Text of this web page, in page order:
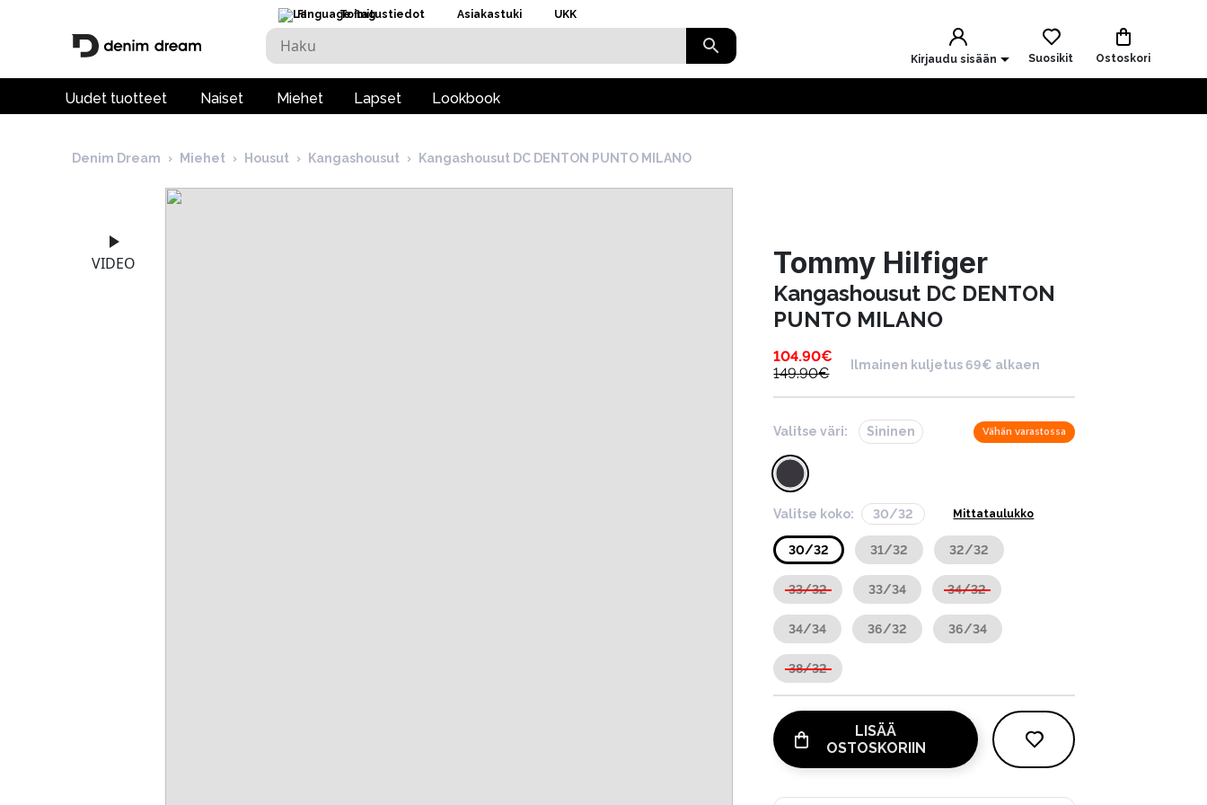
FI Toimitustiedot Asiakastuki UKK
Kirjaudu sisään Suosikit Ostoskori
Uudet tuotteet Naiset Miehet Lapset Lookbook
Denim Dream › Miehet › Housut › Kangashousut › Kangashousut DC DENTON PUNTO MILANO
VIDEO Tommy Hilfiger
Kangashousut DC DENTON
PUNTO MILANO
104.90€
149.90€
Ilmainen kuljetus 69€ alkaen
Valitse väri: Sininen Vähän varastossa
Valitse koko: 30/32 Mittataulukko
30/32 31/32 32/32
33/32 33/34 34/32
34/34 36/32 36/34
38/32
LISÄÄ
OSTOSKORIIN